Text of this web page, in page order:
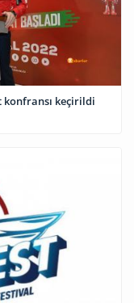
konfransı keçirildi